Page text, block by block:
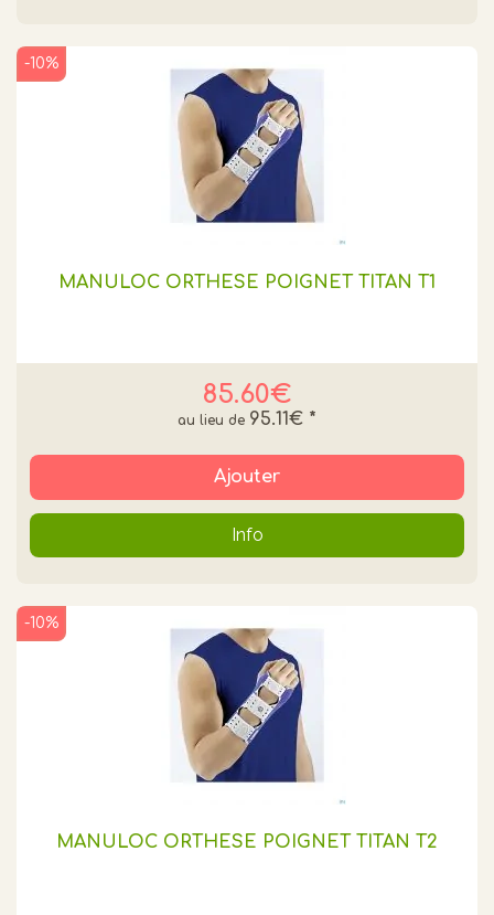
MANULOC ORTHESE POIGNET TITAN T1
85.60€
-10%
95.11€ *
Ajouter
Info
MANULOC ORTHESE POIGNET TITAN T2
-10%